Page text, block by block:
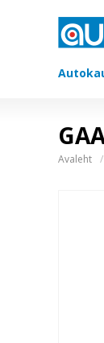
Avaleht